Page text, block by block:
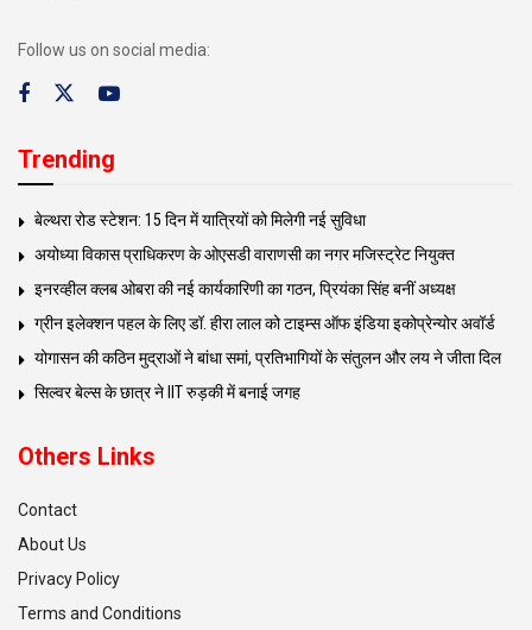
Follow us on social media:
Trending
बेल्थरा रोड स्टेशन: 15 दिन में यात्रियों को मिलेगी नई सुविधा
अयोध्या विकास प्राधिकरण के ओएसडी वाराणसी का नगर मजिस्ट्रेट नियुक्त
इनरव्हील क्लब ओबरा की नई कार्यकारिणी का गठन, प्रियंका सिंह बनीं अध्यक्ष
ग्रीन इलेक्शन पहल के लिए डॉ. हीरा लाल को टाइम्स ऑफ इंडिया इकोप्रेन्योर अवॉर्ड
योगासन की कठिन मुद्राओं ने बांधा समां, प्रतिभागियों के संतुलन और लय ने जीता दिल
सिल्वर बेल्स के छात्र ने IIT रुड़की में बनाई जगह
Others Links
Contact
About Us
Privacy Policy
Terms and Conditions